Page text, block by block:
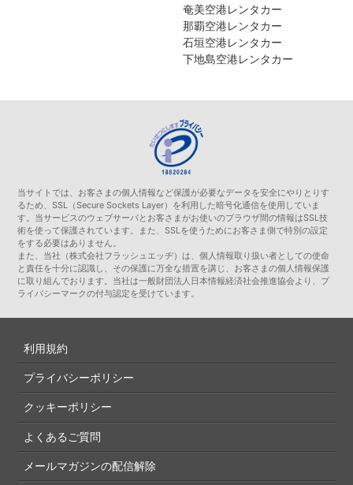
奄美空港レンタカー
那覇空港レンタカー
石垣空港レンタカー
下地島空港レンタカー
当サイトでは、お客さまの個人情報など保護が必要なデータを安全にやりとりす
るため、SSL（Secure Sockets Layer）を利用した暗号化通信を使用していま
す。当サービスのウェブサーバとお客さまがお使いのブラウザ間の情報はSSL技
術を使って保護されています。また、SSLを使うためにお客さま側で特別の設定
をする必要はありません。
また、当社（株式会社フラッシュエッヂ）は、個人情報取り扱い者としての使命
と責任を十分に認識し、その保護に万全な措置を講じ、お客さまの個人情報保護
に取り組んでおります。当社は一般財団法人日本情報経済社会推進協会より、プ
ライバシーマークの付与認定を受けています。
利用規約
プライバシーポリシー
クッキーポリシー
よくあるご質問
メールマガジンの配信解除